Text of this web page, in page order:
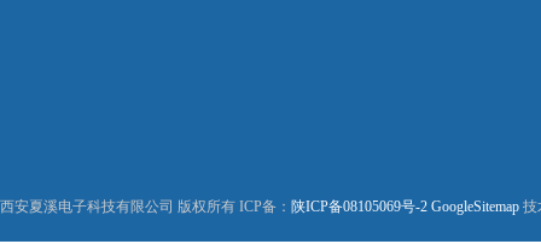
西安夏溪电子科技有限公司 版权所有 ICP备： 陕ICP备08105069号-2 GoogleSitemap 技